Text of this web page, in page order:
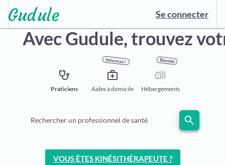
Se connecter
Avec Gudule,trouvez
stethoscope
Praticiens
Nouveau !
medical_services
Aides à domicile
Bientôt
holiday_village
Hébergements
Rechercher un professionnel de santé search
VOUS ÊTES KINÉSITHÉRAPEUTE ?